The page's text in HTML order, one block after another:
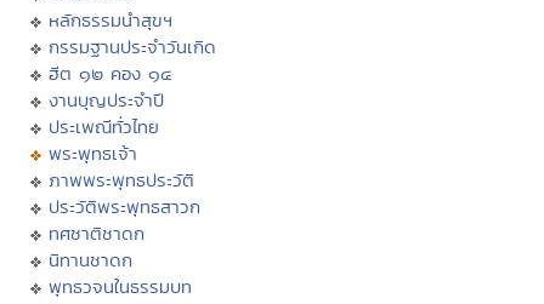
หลักธรรมนำสุขฯ
กรรมฐานประจำวันเกิด
ฮีต ๑๒ คอง ๑๔
งานบุญประจำปี
ประเพณีทั่วไทย
พระพุทธเจ้า
ภาพพระพุทธประวัติ
ประวัติพระพุทธสาวก
ทศชาติชาดก
นิทานชาดก
พุทธวจนในธรรมบท